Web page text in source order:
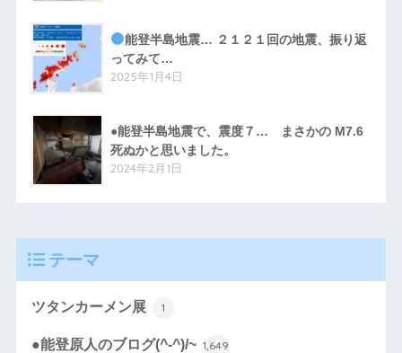
能登半島地震… ２１２１回の地震、振り返
ってみて…
2025年1月4日
●能登半島地震で、震度７… まさかの M7.6
死ぬかと思いました。
2024年2月1日
テーマ
ツタンカーメン展 1
●能登原人のブログ(^-^)/~ 1,649